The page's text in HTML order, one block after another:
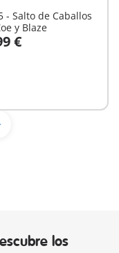
- Salto de Caballos
y Blaze
€
cesta
los